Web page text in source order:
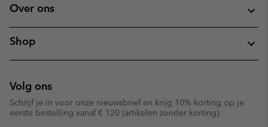
Over ons
Shop
Volg ons
Schrijf je in voor onze nieuwsbrief en krijg 10% korting op je
eerste bestelling vanaf € 120 (artikelen zonder korting).